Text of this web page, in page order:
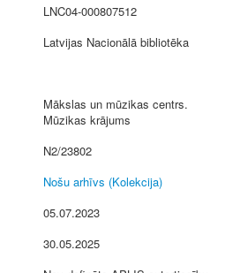
LNC04-000807512
Latvijas Nacionālā bibliotēka
Mākslas un mūzikas centrs.
Mūzikas krājums
N2/23802
Nošu arhīvs (Kolekcija)
05.07.2023
30.05.2025